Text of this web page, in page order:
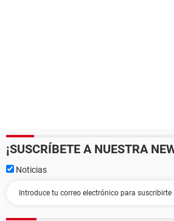
¡SUSCRÍBETE A NUESTRA
Noticias